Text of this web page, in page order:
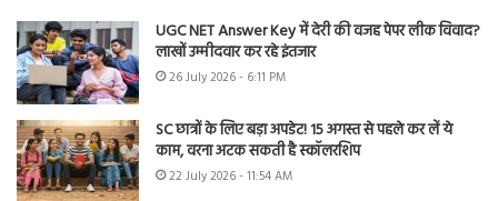
UGC NET Answer Key में देरी की वजह पेपर लीक विवाद?
लाखों उम्मीदवार कर रहे इंतजार
26 July 2026 - 6:11 PM
SC छात्रों के लिए बड़ा अपडेट! 15 अगस्त से पहले कर लें ये
काम, वरना अटक सकती है स्कॉलरशिप
22 July 2026 - 11:54 AM